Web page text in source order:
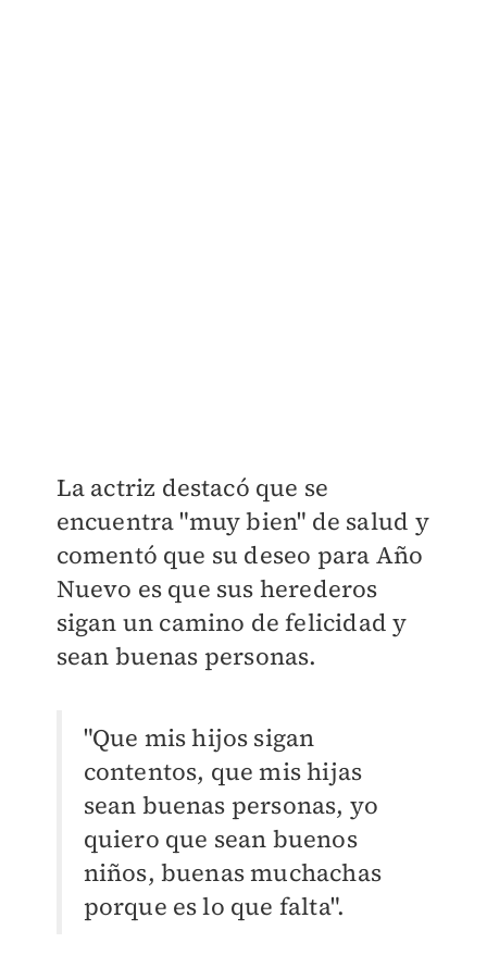
La actriz destacó que se
encuentra "muy bien" de salud y
comentó que su deseo para Año
Nuevo es que sus herederos
sigan un camino de felicidad y
sean buenas personas.
"Que mis hijos sigan
contentos, que mis hijas
sean buenas personas, yo
quiero que sean buenos
niños, buenas muchachas
porque es lo que falta".